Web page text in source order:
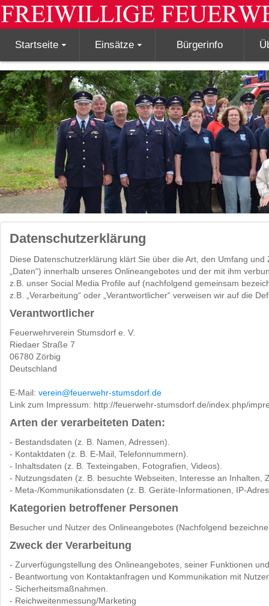
Startseite Einsätze Bürgerinfo
Datenschutzerklärung
Diese Datenschutzerklärung klärt Sie über die Art, den Umfang
„Daten“) innerhalb unseres Onlineangebotes und der mit ihm
z.B. unser Social Media Profile auf (nachfolgend gemeinsam
z.B. „Verarbeitung“ oder „Verantwortlicher“ verweisen wir auf die
Verantwortlicher
Feuerwehrverein Stumsdorf e. V.
Riedaer Straße 7
06780 Zörbig
Deutschland
E-Mail: verein@feuerwehr-stumsdorf.de
Link zum Impressum: http://feuerwehr-stumsdorf.de/index.php/
Arten der verarbeiteten Daten:
- Bestandsdaten (z. B. Namen, Adressen).
- Kontaktdaten (z. B. E-Mail, Telefonnummern).
- Inhaltsdaten (z. B. Texteingaben, Fotografien, Videos).
- Nutzungsdaten (z. B. besuchte Webseiten, Interesse an Inhalten,
- Meta-/Kommunikationsdaten (z. B. Geräte-Informationen, IP-
Kategorien betroffener Personen
Besucher und Nutzer des Onlineangebotes (Nachfolgend
Zweck der Verarbeitung
- Zurverfügungstellung des Onlineangebotes, seiner Funktionen
- Beantwortung von Kontaktanfragen und Kommunikation mit
- Sicherheitsmaßnahmen.
- Reichweitenmessung/Marketing